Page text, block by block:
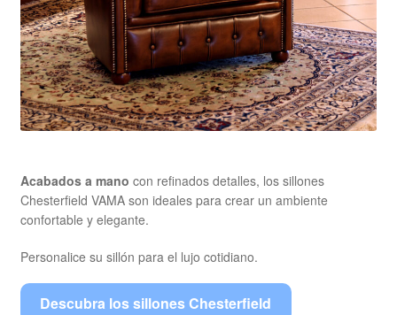
Acabados a mano con refinados detalles, los sillones
Chesterfield VAMA son ideales para crear un ambiente
confortable y elegante.
Personalice su sillón para el lujo cotidiano.
Descubra los sillones Chesterfield